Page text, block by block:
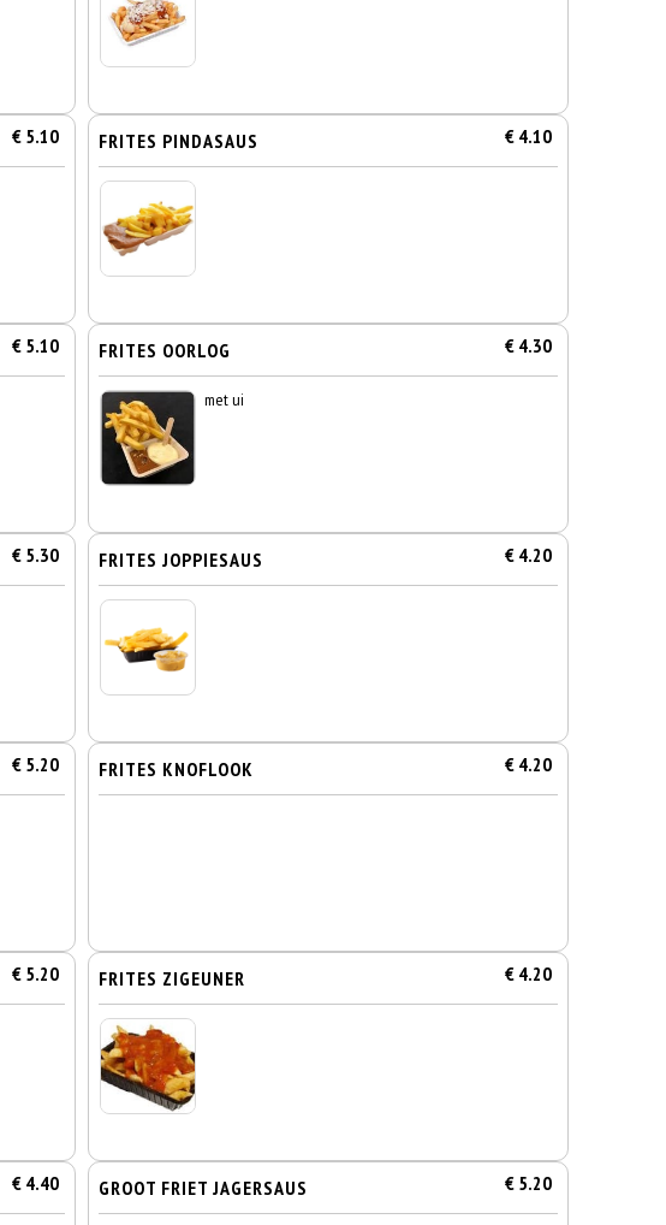
€ 5.10 FRITES PINDASAUS € 4.10
€ 5.10 FRITES OORLOG € 4.30
met ui
€ 5.30 FRITES JOPPIESAUS € 4.20
€ 5.20 FRITES KNOFLOOK € 4.20
€ 5.20 FRITES ZIGEUNER € 4.20
€ 4.40 GROOT FRIET JAGERSAUS € 5.20